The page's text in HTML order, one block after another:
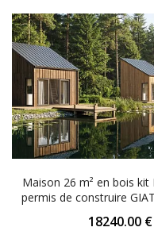
Maison 26 m² en bois kit
permis de construire
18240.00 €